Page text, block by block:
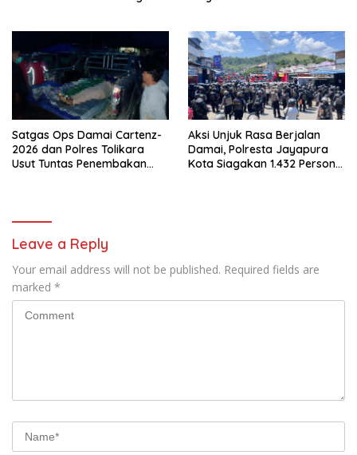
Satgas Ops Damai Cartenz-
2026 dan Polres Tolikara
Usut Tuntas Penembakan
Aksi Unjuk Rasa Berjalan
Damai, Polresta Jayapura
Kota Siagakan 1.432 Personel
Leave a Reply
Your email address will not be published. Required fields are
marked *